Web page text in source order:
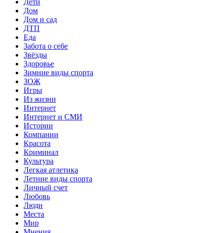
Дети
Дом
Дом и сад
ДТП
Еда
Забота о себе
Звёзды
Здоровье
Зимние виды спорта
ЗОЖ
Игры
Из жизни
Интернет
Интернет и СМИ
Истории
Компании
Красота
Криминал
Культура
Легкая атлетика
Летние виды спорта
Личный счет
Любовь
Люди
Места
Мир